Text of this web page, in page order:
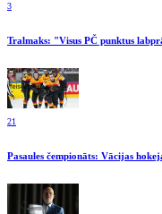
3
Tralmaks: "Visus PČ punktus
21
Pasaules čempionāts: Vācijas